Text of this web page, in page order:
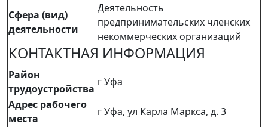
Сфера (вид)
деятельности
Деятельность
предпринимательских членских
некоммерческих организаций
КОНТАКТНАЯ ИНФОРМАЦИЯ
Район
трудоустройства
г Уфа
Адрес рабочего
места
г Уфа, ул Карла Маркса, д. 3